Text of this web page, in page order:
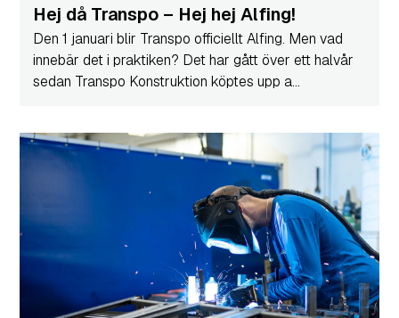
Hej då Transpo – Hej hej Alfing!
Den 1 januari blir Transpo officiellt Alfing. Men vad
innebär det i praktiken? Det har gått över ett halvår
sedan Transpo Konstruktion köptes upp a...